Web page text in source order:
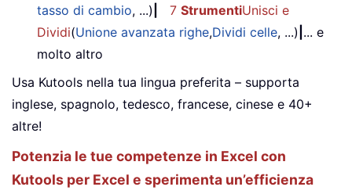
tasso di cambio, ...) 7 StrumentiUnisci e
Dividi(Unione avanzata righe,Dividi celle, ...) ... e
molto altro
Usa Kutools nella tua lingua preferita – supporta
inglese, spagnolo, tedesco, francese, cinese e 40+
altre!
Potenzia le tue competenze in Excel con
Kutools per Excel e sperimenta un’efficienza